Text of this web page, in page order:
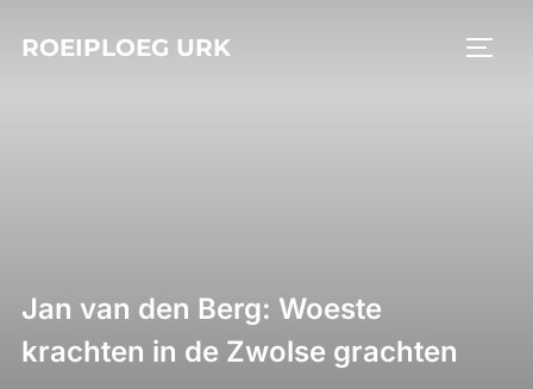
naarROEIPLOEG URK
Jan van den Berg: Woeste
krachten in de Zwolse grachten